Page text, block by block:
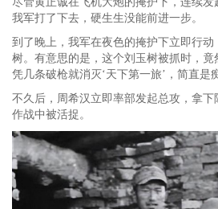
我军打了下去，硬生生没能前进一步。
到了晚上，我军在夜色的掩护下立即行动
树。有意思的是，这个刘玉树被抓时，竟
凭几条破枪就消灭‘天下第一旅’，简直是
不久后，周希汉立即率部发起总攻，拿
作战中被活捉。